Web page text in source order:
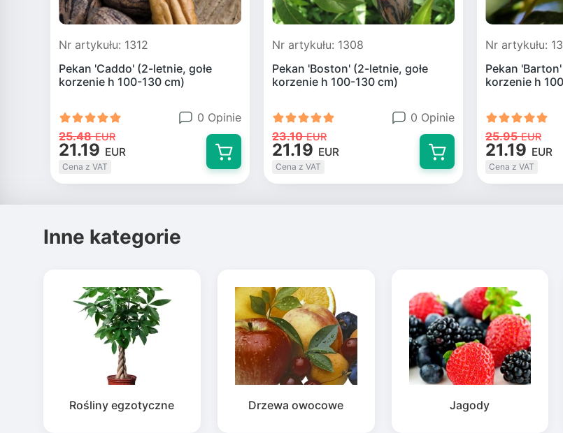
Nr artykułu: 1312
Pekan 'Caddo' (2-letnie, gołe
korzenie h 100-130 cm)
0 Opinie
25.48 EUR
21.19 EUR
Cena z VAT
Nr artykułu: 1308
Pekan 'Boston' (2-letnie, gołe
korzenie h 100-130 cm)
0 Opinie
23.10 EUR
21.19 EUR
Cena z VAT
Nr artykułu:
Pekan
korzenie h
25.95 EUR
21.19 EUR
Cena z VAT
Inne kategorie
Rośliny egzotyczne Drzewa owocowe Jagody